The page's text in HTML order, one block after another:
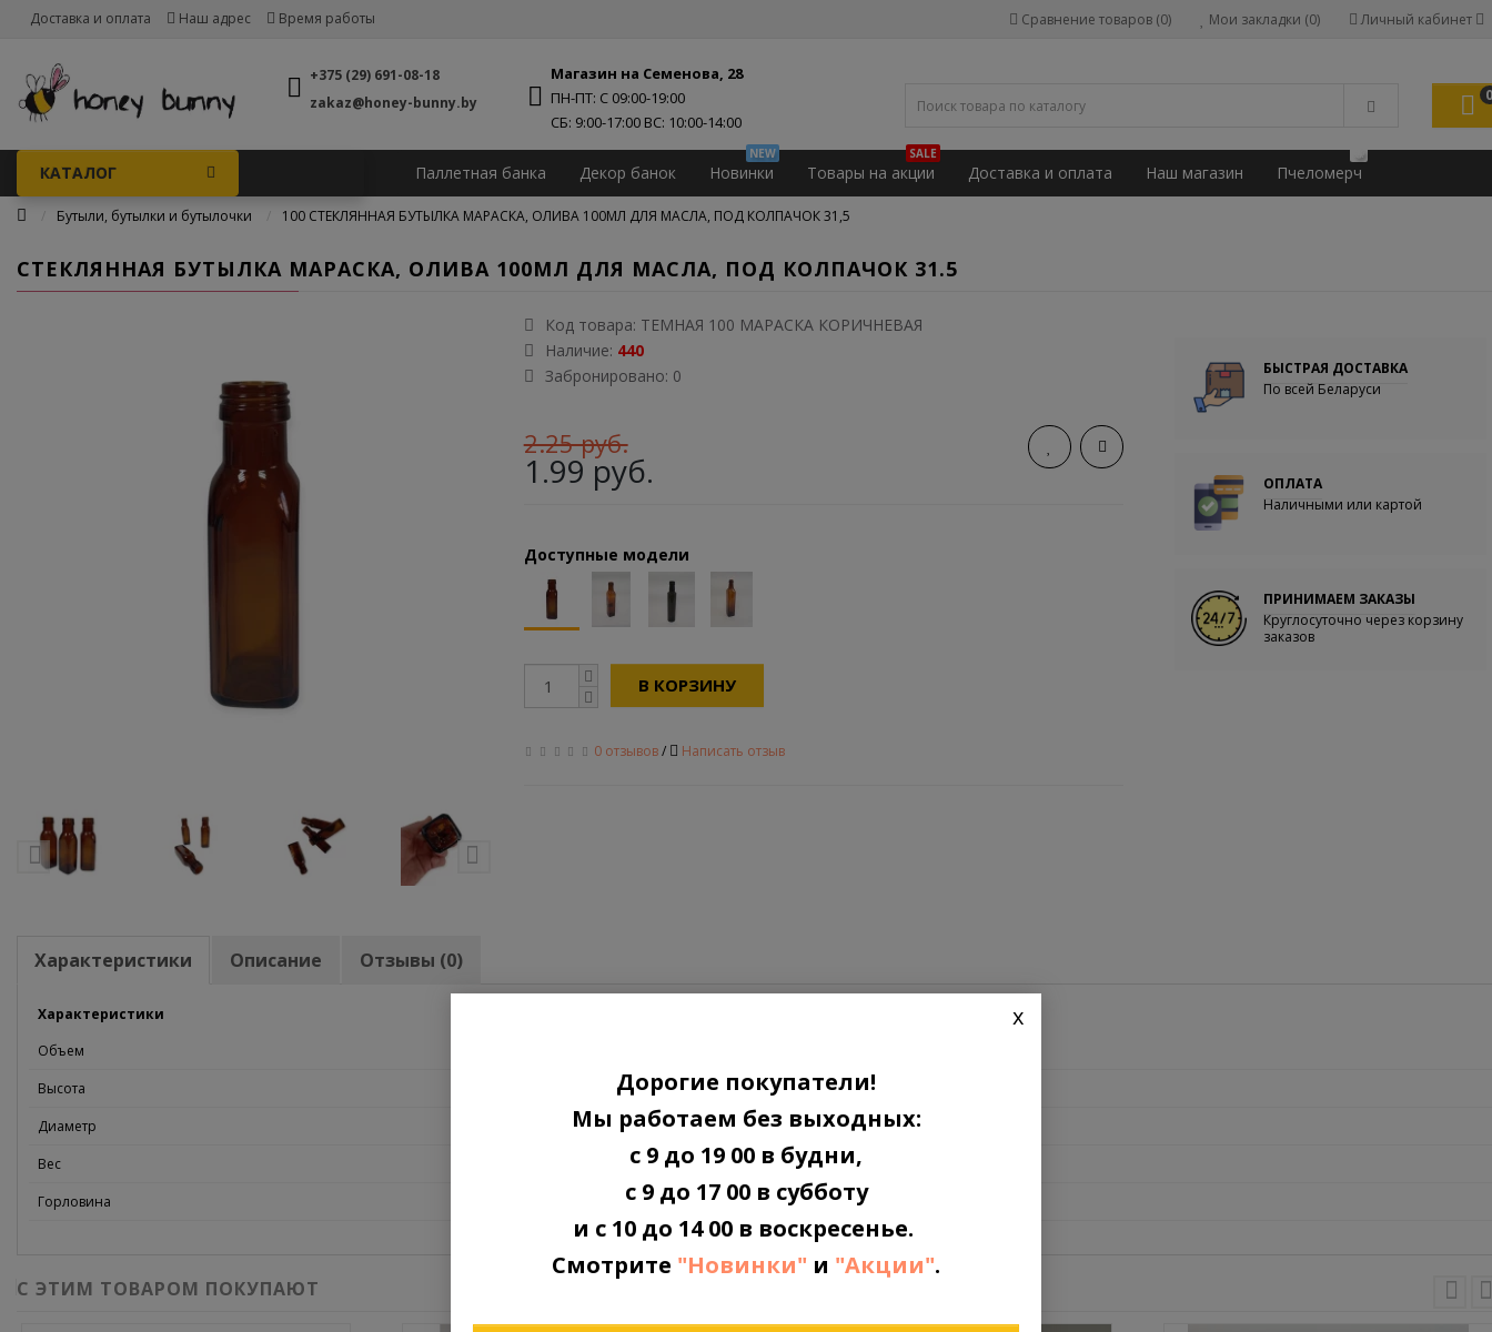
Доставка и оплата Наш адрес Время работы Личный кабинет
Мои закладки (0)
Сравнение товаров (0)
+375 (29) 691-08-18
zakaz@honey-bunny.by
Магазин на Семенова, 28
ПН-ПТ: С 09:00-19:00
КАТАЛОГ Паллетная банка Декор банок
NEW
Новинки
SALE
Товары на акции Доставка и оплата Наш магазин Пчеломерч
Бутыли, бутылки и бутылочки 100 СТЕКЛЯННАЯ БУТЫЛКА МАРАСКА, ОЛИВА 100МЛ ДЛЯ МАСЛА, ПОД КОЛПАЧОК 31,5
СТЕКЛЯННАЯ БУТЫЛКА МАРАСКА, ОЛИВА 100МЛ ДЛЯ МАСЛА, ПОД КОЛПАЧОК 31.5
Код товара: ТЕМНАЯ 100 МАРАСКА КОРИЧНЕВАЯ
Наличие: 440
Забронировано: 0
2.25 руб.
1.99 руб.
Доступные модели
В КОРЗИНУ
0 отзывов/ Написать отзыв
БЫСТРАЯ ДОСТАВКА
По всей Беларуси
ОПЛАТА
Наличными или картой
ПРИНИМАЕМ ЗАКАЗЫ
Круглосуточно через корзину
заказов
Характеристики Описание Отзывы (0)
Характеристики
Объем
Высота
Диаметр
4 см
Вес
Горловина
С ЭТИМ ТОВАРОМ ПОКУПАЮТ
x
Дорогие покупатели!
Мы работаем без выходных:
с 9 до 19 00 в будни,
с 9 до 17 00 в субботу
и с 10 до 14 00 в воскресенье.
Смотрите "Новинки" и "Акции".